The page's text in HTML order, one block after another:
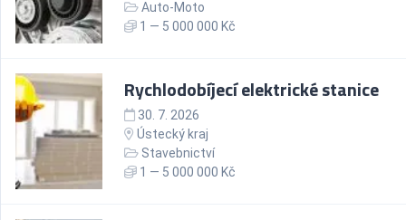
Auto-Moto
1 — 5 000 000 Kč
Rychlodobíjecí elektrické stanice
30. 7. 2026
Ústecký kraj
Stavebnictví
1 — 5 000 000 Kč